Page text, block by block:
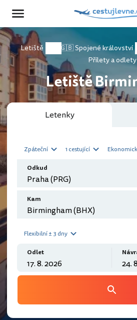
Letiště 🇬🇧 Spojené království
Přílety a odlety
Letiště
Letenky
Zpáteční 1 cestující
Odkud
Kam
Flexibilní ± 3 dny
Odlet